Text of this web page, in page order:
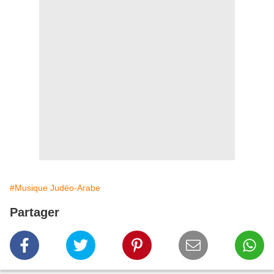
#Musique Judéo-Arabe
Partager